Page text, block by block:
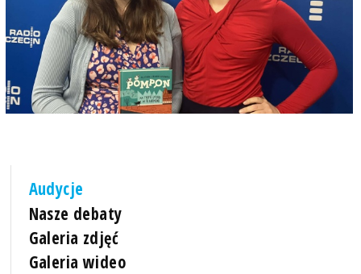
Audycje
Nasze debaty
Galeria zdjęć
Galeria wideo